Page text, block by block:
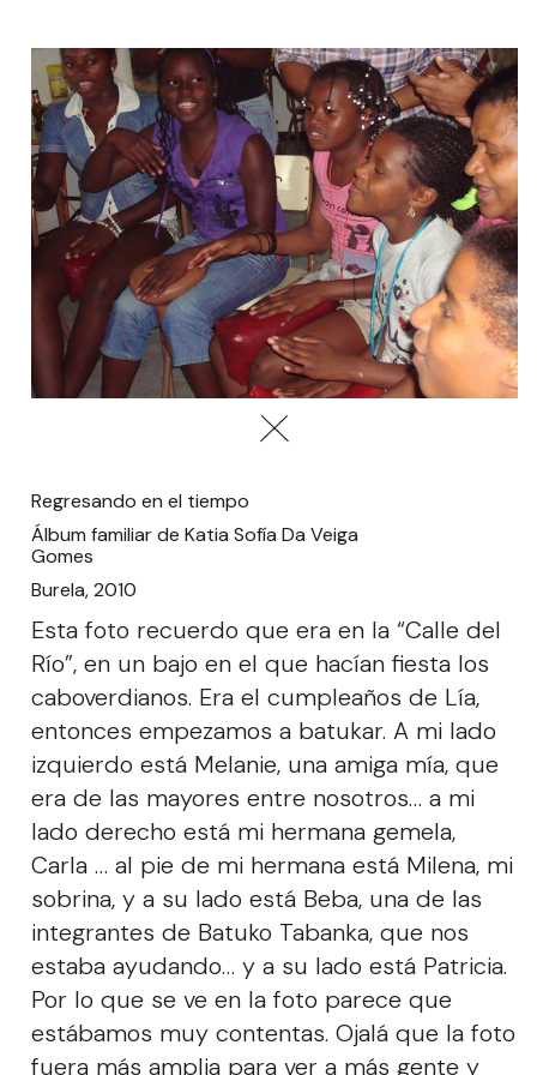
Regresando en el tiempo
Álbum familiar de Katia Sofía Da Veiga
Gomes
Burela, 2010
Esta foto recuerdo que era en la “Calle del
Río”, en un bajo en el que hacían fiesta los
caboverdianos. Era el cumpleaños de Lía,
entonces empezamos a batukar. A mi lado
izquierdo está Melanie, una amiga mía, que
era de las mayores entre nosotros… a mi
lado derecho está mi hermana gemela,
Carla … al pie de mi hermana está Milena, mi
sobrina, y a su lado está Beba, una de las
integrantes de Batuko Tabanka, que nos
estaba ayudando… y a su lado está Patricia.
Por lo que se ve en la foto parece que
estábamos muy contentas. Ojalá que la foto
fuera más amplia para ver a más gente y